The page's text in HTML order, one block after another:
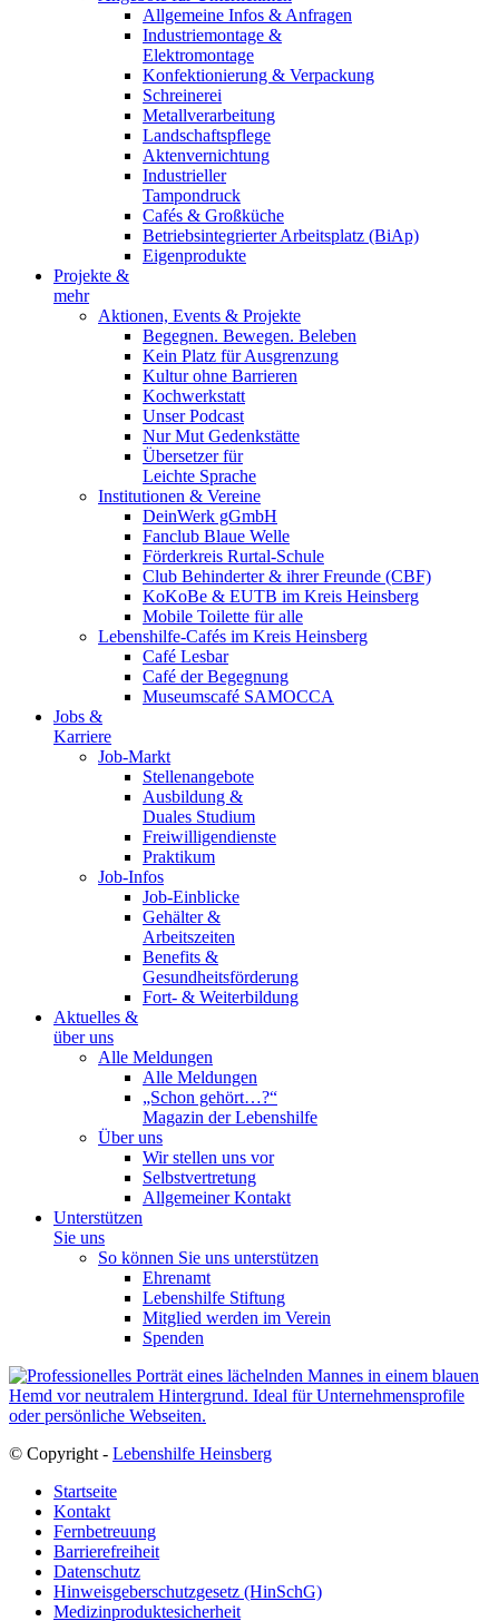
Allgemeine Infos & Anfragen
Industriemontage &
Elektromontage
Konfektionierung & Verpackung
Schreinerei
Metallverarbeitung
Landschaftspflege
Aktenvernichtung
Industrieller
Tampondruck
Cafés & Großküche
Betriebsintegrierter Arbeitsplatz (BiAp)
Eigenprodukte
Projekte &
mehr
Aktionen, Events & Projekte
Begegnen. Bewegen. Beleben
Kein Platz für Ausgrenzung
Kultur ohne Barrieren
Kochwerkstatt
Unser Podcast
Nur Mut Gedenkstätte
Übersetzer für
Leichte Sprache
Institutionen & Vereine
DeinWerk gGmbH
Fanclub Blaue Welle
Förderkreis Rurtal-Schule
Club Behinderter & ihrer Freunde (CBF)
KoKoBe & EUTB im Kreis Heinsberg
Mobile Toilette für alle
Lebenshilfe-Cafés im Kreis Heinsberg
Café Lesbar
Café der Begegnung
Museumscafé SAMOCCA
Jobs &
Karriere
Job-Markt
Stellenangebote
Ausbildung &
Duales Studium
Freiwilligendienste
Praktikum
Job-Infos
Job-Einblicke
Gehälter &
Arbeitszeiten
Benefits &
Gesundheitsförderung
Fort- & Weiterbildung
Aktuelles &
über uns
Alle Meldungen
Alle Meldungen
„Schon gehört…?“
Magazin der Lebenshilfe
Über uns
Wir stellen uns vor
Selbstvertretung
Allgemeiner Kontakt
Unterstützen
Sie uns
So können Sie uns unterstützen
Ehrenamt
Lebenshilfe Stiftung
Mitglied werden im Verein
Spenden
© Copyright - Lebenshilfe Heinsberg
Startseite
Kontakt
Fernbetreuung
Barrierefreiheit
Datenschutz
Hinweisgeberschutzgesetz (HinSchG)
Medizinproduktesicherheit